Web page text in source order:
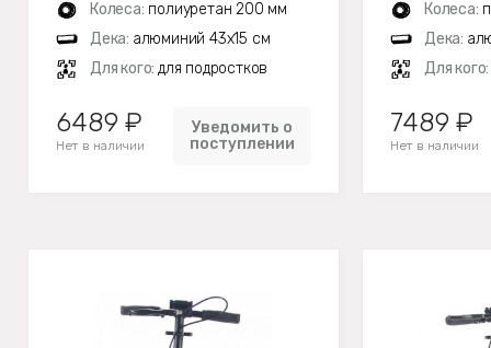
Колеса: полиуретан 200 мм
Дека: алюминий 43х15 см
Для кого: для подростков
6489 ₽
Нет в наличии
Уведомить о
поступлении
Колеса:
Дека:
Для кого:
7489 ₽
Нет в наличии